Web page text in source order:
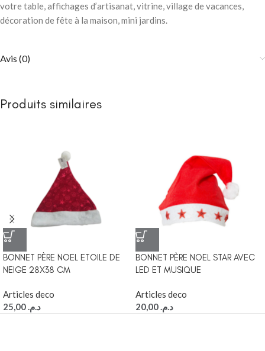
votre table, affichages d’artisanat, vitrine, village de vacances,
décoration de fête à la maison, mini jardins.
Avis (0)
Produits similaires
BONNET PÈRE NOEL ETOILE DE
NEIGE 28X38 CM
Articles deco
د.م.
BONNET PÈRE NOEL STAR AVEC
LED ET MUSIQUE
Articles deco
د.م.